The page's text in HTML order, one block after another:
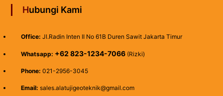
Hubungi Kami
Office: Jl.Radin Inten II No 61B Duren Sawit Jakarta Timur
Whatsapp: +62 823-1234-7066(Rizki)
Phone: 021-2956-3045
Email: sales.alatujigeoteknik@gmail.com